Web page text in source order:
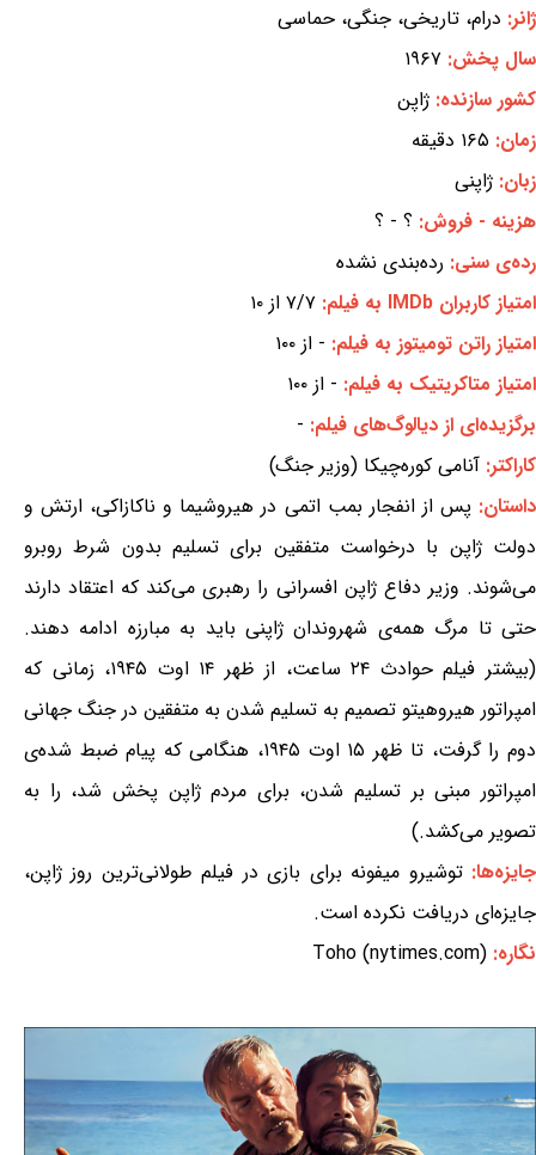
ژانر: درام، تاریخی، جنگی، حماسی
سال پخش: ۱۹۶۷
کشور سازنده: ژاپن
زمان: ۱۶۵ دقیقه
زبان: ژاپنی
هزینه - فروش: ؟ - ؟
رده‌ی سنی: رده‌بندی نشده
امتیاز کاربران IMDb به فیلم:
۷/۷ از ۱۰
امتیاز راتن تومیتوز به فیلم: - از ۱۰۰
امتیاز متاکریتیک به فیلم: - از ۱۰۰
برگزیده‌ای از دیالوگ‌های فیلم: -
کاراکتر: آنامی کوره‌چیکا (وزیر جنگ)
داستان: پس از انفجار بمب اتمی در هیروشیما و ناکازاکی، ارتش و
دولت ژاپن با درخواست متفقین برای تسلیم بدون شرط روبرو
می‌شوند. وزیر دفاع ژاپن افسرانی را رهبری می‌کند که اعتقاد دارند
حتی تا مرگ همه‌ی شهروندان ژاپنی باید به مبارزه ادامه دهند.
(بیشتر فیلم حوادث ۲۴ ساعت، از ظهر ۱۴ اوت ۱۹۴۵، زمانی که
امپراتور هیروهیتو تصمیم به تسلیم شدن به متفقین در جنگ جهانی
دوم را گرفت، تا ظهر ۱۵ اوت ۱۹۴۵، هنگامی که پیام ضبط شده‌ی
امپراتور مبنی بر تسلیم شدن، برای مردم ژاپن پخش شد، را به
تصویر می‌کشد.)
جایزه‌ها:توشیرو میفونه برای بازی در فیلم طولانی‌ترین روز ژاپن،
جایزه‌ای دریافت نکرده است.
نگاره: Toho (nytimes.com)